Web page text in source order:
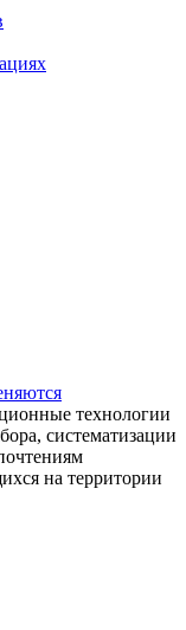
технологии
систематизации
на территории